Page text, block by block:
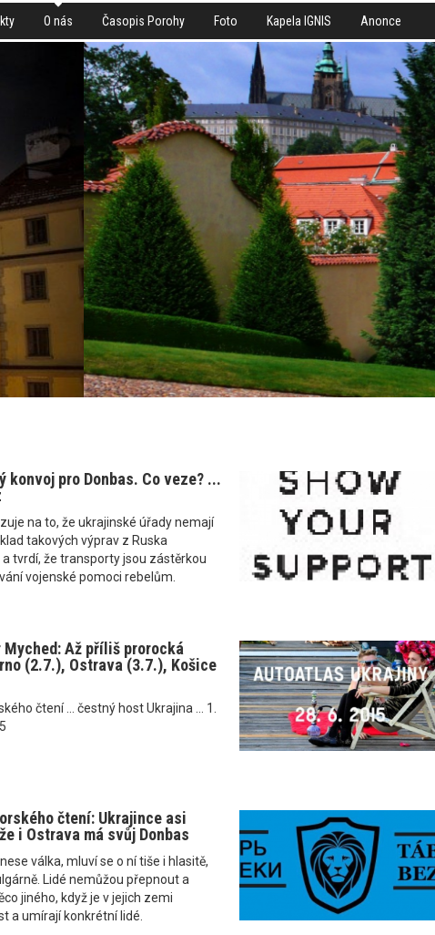
O nás Časopis Porohy Foto Kapela IGNIS Anonce
konvoj pro Donbas. Co veze? ...
na to, že ukrajinské úřady nemají
takových výprav z Ruska
tvrdí, že transporty jsou zástěrkou
vojenské pomoci rebelům.
Myched: Až příliš prorocká
(2.7.), Ostrava (3.7.), Košice
čtení ... čestný host Ukrajina ... 1.
čtení: Ukrajince asi
i Ostrava má svůj Donbas
válka, mluví se o ní tiše i hlasitě,
Lidé nemůžou přepnout a
jiného, když je v jejich zemi
a umírají konkrétní lidé.